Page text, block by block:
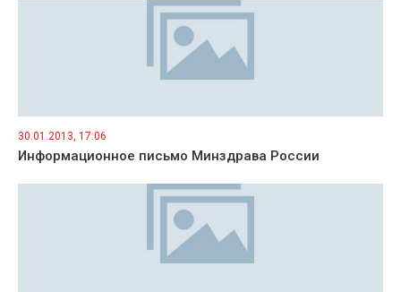
30.01.2013, 17:06
Информационное письмо Минздрава России